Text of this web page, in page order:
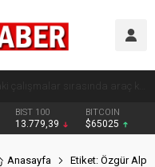
BIST 100
13.779,39
BITCOIN
$65025
Anasayfa Etiket: Özgür Alp